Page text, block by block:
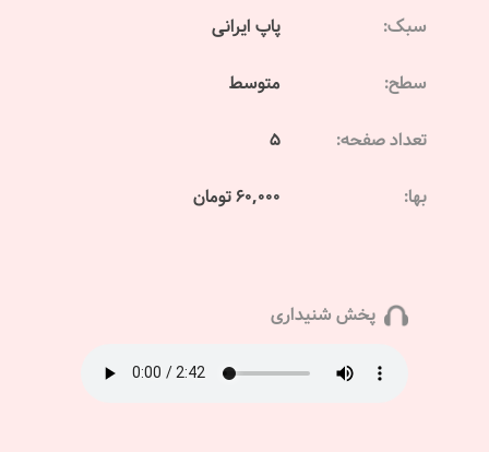
سبک: پاپ ایرانی
سطح: متوسط
تعداد صفحه: 5
بها: 60,000 تومان
پخش شنیداری